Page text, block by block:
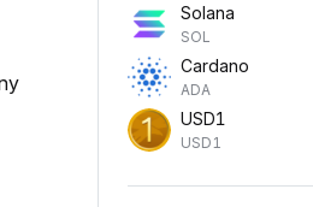
Solana
SOL
Cardano
ADA
USD1
USD1